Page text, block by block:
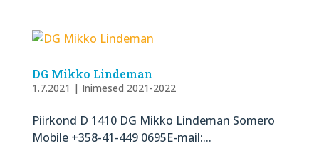
DG Mikko Lindeman
1.7.2021 | Inimesed 2021-2022
Piirkond D 1410 DG Mikko Lindeman Somero
Mobile +358-41-449 0695E-mail:...